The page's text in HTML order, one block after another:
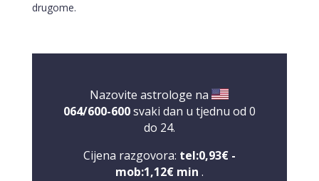
drugome.
Nazovite astrologe na
064/600-600svaki dan u tjednu od 0
do 24.
Cijena razgovora: tel:0,93€ -
mob:1,12€ min .